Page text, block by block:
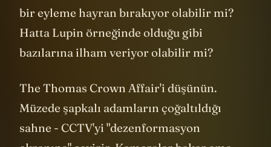
estetiği” biz izleyicileri özünde kötü olan
bir eyleme hayran bırakıyor olabilir mi?
Hatta Lupin örneğinde olduğu gibi
The Thomas Crown Affair'i düşünün.
Müzede şapkalı adamların çoğaltıldığı